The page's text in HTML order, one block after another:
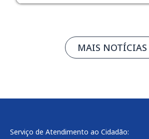
MAIS NOTÍCIAS
Serviço de Atendimento ao Cidadão: